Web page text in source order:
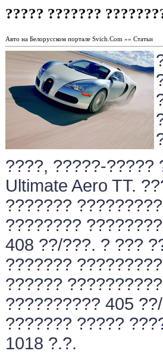
????? ???????
Авто на Белорусском портале Svich.Com »» Статьи
????, ?????-?????
Ultimate Aero TT.
???????
????????
408 ??/???. ? ???
???????
??????
?????????? 405
??????? ?????
1018 ?.?.